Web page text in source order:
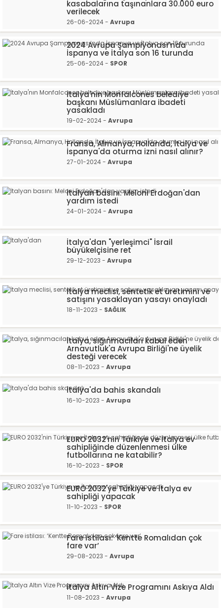
kasabalarına taşınanlara 30.000 euro
verilecek
26-06-2024 - Avrupa
2024 Avrupa Şampiyonası’nda
İspanya ve İtalya son 16 turunda
25-06-2024 - SPOR
İtalya'nın Monfalcones belediye
başkanı Müslümanlara ibadeti
yasakladı
19-02-2024 - Avrupa
Fransa, Almanya, Hollanda, İtalya ve
İspanya'da oturma izni nasıl alınır?
27-01-2024 - Avrupa
İtalyan basını: Meloni Erdoğan'dan
yardım istedi
24-01-2024 - Avrupa
İtalya'dan "yerleşimci" İsrail
büyükelçisine ret
29-12-2023 - Avrupa
İtalya meclisi, sentetik et üretimini ve
satışını yasaklayan yasayı onayladı
18-11-2023 - SAĞLIK
İtalya, sığınmacıları kabul eden
Arnavutluk'a Avrupa Birliği'ne üyelik
desteği verecek
08-11-2023 - Avrupa
İtalya'da bahis skandalı
16-10-2023 - Avrupa
EURO 2032'nin Türkiye ve İtalya ev
sahipliğinde düzenlenmesi ülke
futbollarına ne katabilir?
16-10-2023 - SPOR
EURO 2032'ye Türkiye ve İtalya ev
sahipliği yapacak
11-10-2023 - SPOR
Fare istilası: ‘Kentte Romalıdan çok
fare var’
29-08-2023 - Avrupa
İtalya Altın Vize Programını Askıya Aldı
11-08-2023 - Avrupa